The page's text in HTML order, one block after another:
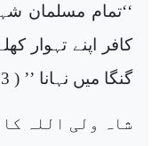
‘‘تمام مسلمان
کافر اپنے تہوار
گنگا میں نہانا ’’ ( 13)
شاہ ولی اللہ